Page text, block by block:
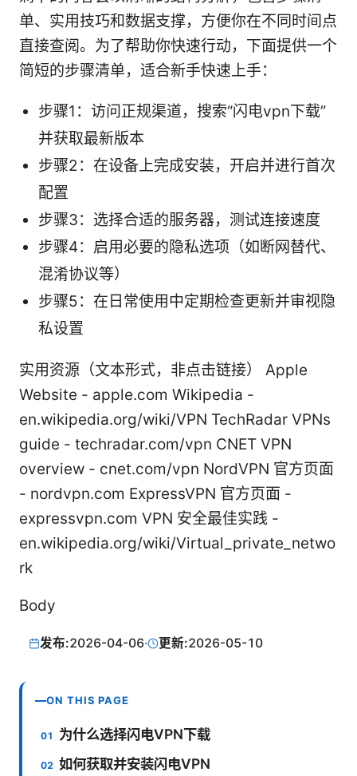
单、实用技巧和数据支撑，方便你在不同时间点
直接查阅。为了帮助你快速行动，下面提供一个
简短的步骤清单，适合新手快速上手：
步骤1：访问正规渠道，搜索“闪电vpn下载”
并获取最新版本
步骤2：在设备上完成安装，开启并进行首次
配置
步骤3：选择合适的服务器，测试连接速度
步骤4：启用必要的隐私选项（如断网替代、
混淆协议等）
步骤5：在日常使用中定期检查更新并审视隐
私设置
实用资源（文本形式，非点击链接） Apple
Website - apple.com Wikipedia -
en.wikipedia.org/wiki/VPN TechRadar VPNs
guide - techradar.com/vpn CNET VPN
overview - cnet.com/vpn NordVPN 官方页面
- nordvpn.com ExpressVPN 官方页面 -
expressvpn.com VPN 安全最佳实践 -
en.wikipedia.org/wiki/Virtual_private_netwo
rk
Body
发布:2026-04-06· 更新:2026-05-10
ON THIS PAGE
为什么选择闪电VPN下载
如何获取并安装闪电VPN